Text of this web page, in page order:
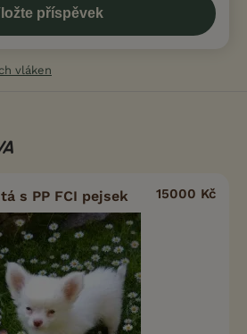
vláken
s PP FCI pejsek 15000 Kč